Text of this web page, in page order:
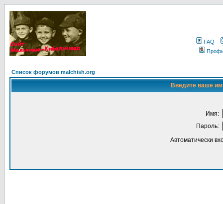
FAQ
Список форумов malchish.org
Введите ваше
Имя:
Пароль:
Автоматически